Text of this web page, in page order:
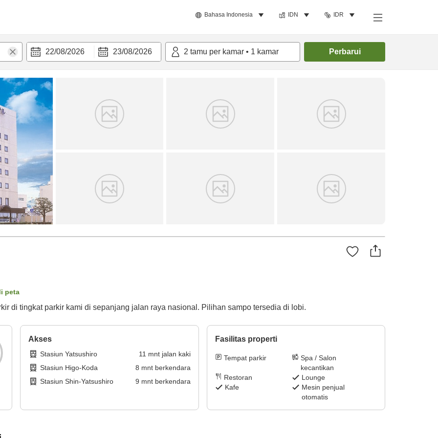
Bahasa Indonesia IDN IDR
22/08/2026 23/08/2026 2 tamu per kamar • 1 kamar Perbarui
Cari kamar
peta
di tingkat parkir kami di sepanjang jalan raya nasional. Pilihan sampo tersedia di lobi.
Akses
Stasiun Yatsushiro 11 mnt jalan kaki
Stasiun Higo-Koda
8 mnt berkendara
Stasiun Shin-Yatsushiro
9 mnt berkendara
Fasilitas properti
Tempat parkir
Spa / Salon
kecantikan
Restoran
Lounge
Kafe
Mesin penjual
otomatis